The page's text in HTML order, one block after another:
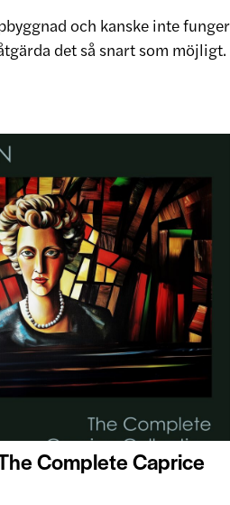
och kanske inte
det så snart som möjligt.
Complete Caprice